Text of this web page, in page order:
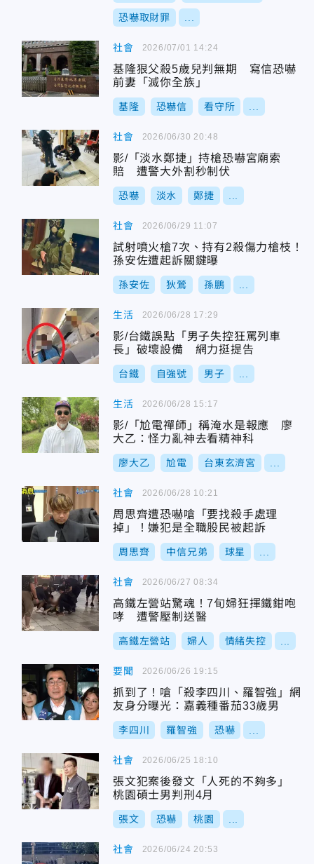
恐嚇取財罪
社會
基隆狠父殺5歲兒判無期 寫信恐嚇
前妻「滅你全族」
基隆 恐嚇信 看守所
2026/07/01 14:24
社會
影/「淡水鄭捷」持槍恐嚇宮廟索
賠 遭警大外割秒制伏
恐嚇 淡水 鄭捷
2026/06/30 20:48
社會
試射噴火槍7次、持有2殺傷力槍枝！
孫安佐遭起訴關鍵曝
孫安佐 狄鶯 孫鵬
2026/06/29 11:07
生活
影/台鐵誤點「男子失控狂罵列車
長」破壞設備 網力挺提告
台鐵 自強號 男子
2026/06/28 17:29
生活
影/「尬電禪師」稱淹水是報應 廖
大乙：怪力亂神去看精神科
廖大乙 尬電 台東玄濟宮
2026/06/28 15:17
社會
周思齊遭恐嚇嗆「要找殺手處理
掉」！嫌犯是全職股民被起訴
周思齊 中信兄弟 球星
2026/06/28 10:21
社會
高鐵左營站驚魂！7旬婦狂揮鐵鉗咆
哮 遭警壓制送醫
高鐵左營站 婦人 情緒失控
2026/06/27 08:34
要聞
抓到了！嗆「殺李四川、羅智強」網
友身分曝光：嘉義種番茄33歲男
李四川 羅智強 恐嚇
2026/06/26 19:15
社會
張文犯案後發文「人死的不夠多」
桃園碩士男判刑4月
張文 恐嚇 桃園
2026/06/25 18:10
社會 2026/06/24 20:53